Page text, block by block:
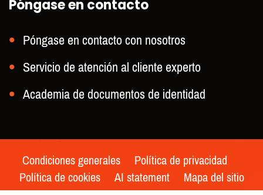
Póngase en contacto
Póngase en contacto con nosotros
Servicio de atención al cliente experto
Academia de documentos de identidad
Condiciones generales Política de privacidad
Política de cookies AI statement
Mapa del sitio